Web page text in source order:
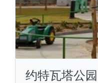
约特瓦塔公园